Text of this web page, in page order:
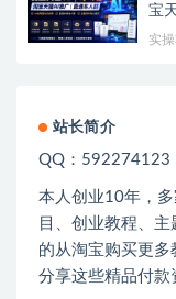
宝
导
实操
站长简介
QQ：592274123
本人创业10年，
目、创业教程、
的从淘宝购买更
分享这些精品付款